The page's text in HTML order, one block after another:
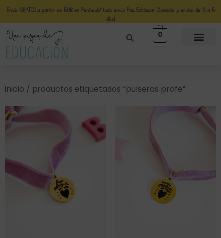
Envío GRATIS a partir de 50€ en Península* (solo envio Paq Estándar Domicilio y envíos de 3 a 5
días)
0
inicio / productos etiquetados “pulseras profe”